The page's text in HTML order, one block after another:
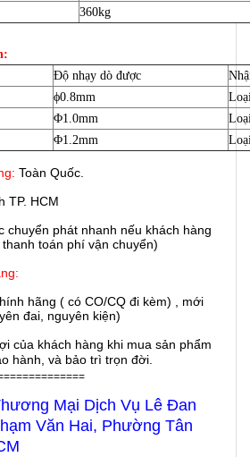
360kg
Độ nhạy dò được
ϕ0.8mm
Φ1.0mm
Φ1.2mm
Toàn Quốc.
TP. HCM
phát nhanh nếu khách hàng
toán phí vận chuyển)
hãng ( có CO/CQ đi kèm) , mới
đai, nguyên kiện)
của khách hàng khi mua sản phẩm
hành, và bảo trì trọn đời.
Mại Dịch Vụ Lê Đan
Văn Hai, Phường Tân